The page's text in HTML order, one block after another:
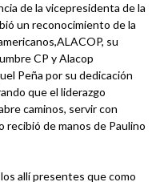
de la vicepresidenta de la
un reconocimiento de la
su
CP y Alacop
Peña por su dedicación
que el liderazgo
caminos, servir con
recibió de manos de Paulino
allí presentes que como